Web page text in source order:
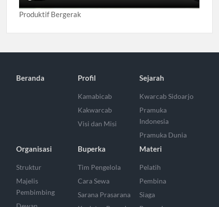
Produktif Bergerak
Beranda Profil
Kamabicab
Kakwarcab
Visi dan Misi
Sejarah
Kwarcab Sidoarjo
Pramuka
Indonesia
Pramuka Dunia
Organisasi
Struktur
Majelis
Pembimbing
Buperka
Tim Pengelola
Cara Sewa
Sarana Prasarana
Materi
Pelatih
Pembina
Siaga